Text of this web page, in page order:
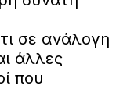
σε ανάλογη
άλλες
που